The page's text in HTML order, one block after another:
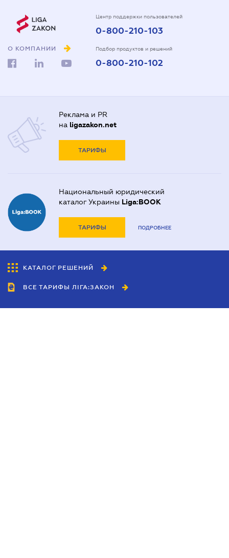
О КОМПАНИИ
Центр поддержки пользователей
0-800-210-103
Подбор продуктов и решений
0-800-210-102
Реклама и PR
на ligazakon.net
ТАРИФЫ
Национальный юридический
каталог Украины Liga:BOOK
ТАРИФЫ ПОДРОБНЕЕ
КАТАЛОГ РЕШЕНИЙ
ВСЕ ТАРИФЫ ЛІГА:ЗАКОН